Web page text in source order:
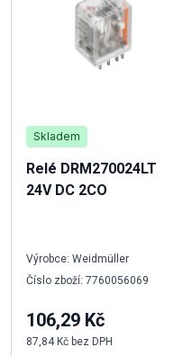
Skladem
Relé DRM270024LT
24V DC 2CO
Výrobce: Weidmüller
Číslo zboží: 7760056069
106,29 Kč
87,84 Kč bez DPH